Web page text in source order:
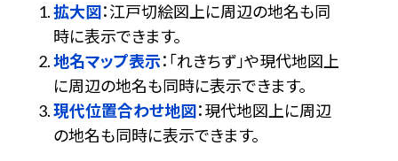
拡大図：江戸切絵図上に周辺の地名も同
時に表示できます。
地名マップ表示：「れきちず」や現代地図上
に周辺の地名も同時に表示できます。
現代位置合わせ地図：現代地図上に周辺
の地名も同時に表示できます。